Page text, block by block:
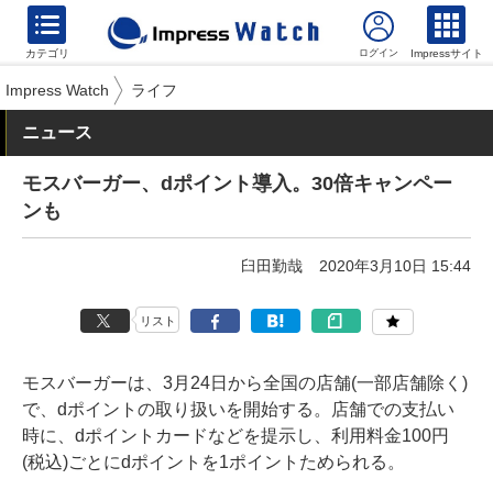
カテゴリ Impressサイト
Impress Watch ライフ
ニュース
モスバーガー、dポイント導入。30倍キャンペー
ンも
臼田勤哉 2020年3月10日 15:44
リスト
モスバーガーは、3月24日から全国の店舗(一部店舗除く)
で、dポイントの取り扱いを開始する。店舗での支払い
時に、dポイントカードなどを提示し、利用料金100円
(税込)ごとにdポイントを1ポイントためられる。